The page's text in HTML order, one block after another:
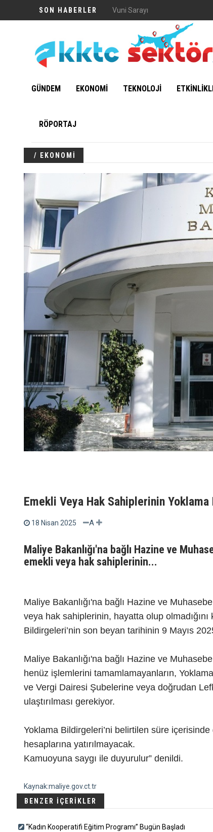
SON HABERLER Vuni Sarayı
GÜNDEM EKONOMİ TEKNOLOJİ
RÖPORTAJ
/ EKONOMİ
Emekli Veya Hak Sahiplerinin
18 Nisan 2025 A
Maliye Bakanlığı'na bağlı Hazine ve
emekli veya hak sahiplerinin...
Maliye Bakanlığı'na bağlı Hazine ve
veya hak sahiplerinin, hayatta olup
Bildirgeleri’nin son beyan tarihinin 9 Mayıs
Maliye Bakanlığı'na bağlı Hazine ve
henüz işlemlerini tamamlamayanların,
ve Vergi Dairesi Şubelerine veya doğrudan
ulaştırılması gerekiyor.
Yoklama Bildirgeleri’ni belirtilen süre
hesaplarına yatırılmayacak.
Kamuoyuna saygı ile duyurulur” denildi.
Kaynak:maliye.gov.ct.tr
BENZER İÇERİKLER
“Kadın Kooperatifi Eğitim Programı” Bugün Başladı